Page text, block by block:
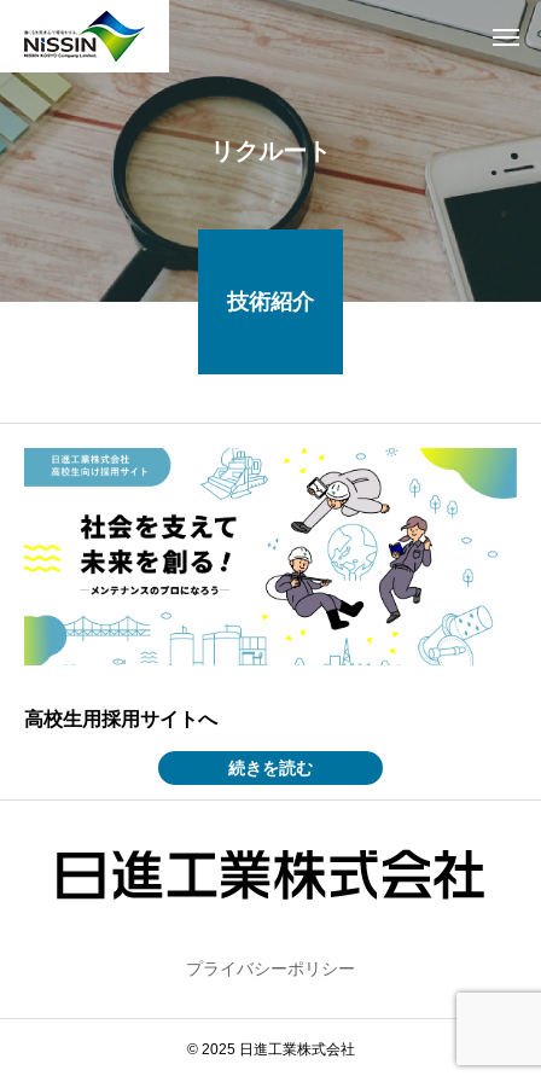
リクルート
技術紹介
高校生用採用サイトへ
続きを読む
プライバシーポリシー
© 2025 日進工業株式会社